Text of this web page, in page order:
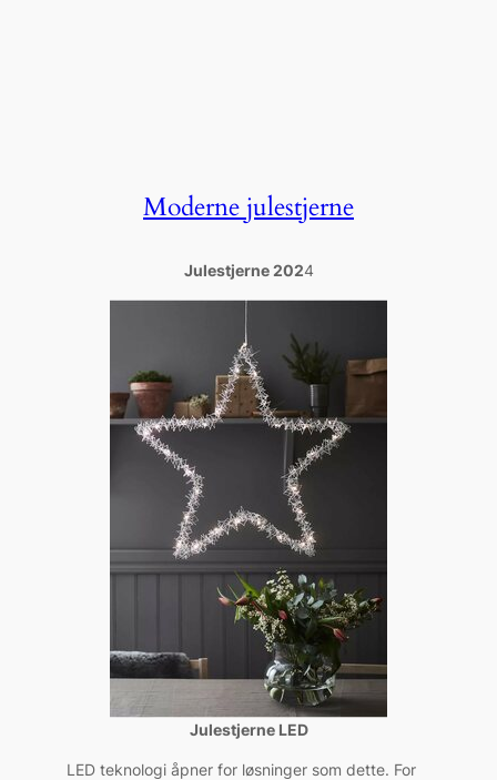
Moderne julestjerne
Julestjerne 2024
Julestjerne LED
LED teknologi åpner for løsninger som dette. For